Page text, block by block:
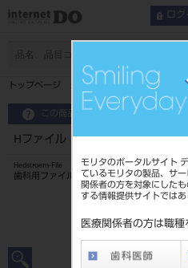
モリタのポータルサイト
ているモリタの製品、サ
関係者の方を対象にした
する情報提供サイトではあ
医療関係者の方は職種
ログ
トップページ Hファイル 21mm 6
この商品に関するお問い合わせ
Hファイル 21mm 6入 ＃
Hedstroem-File
歯科用ファイル